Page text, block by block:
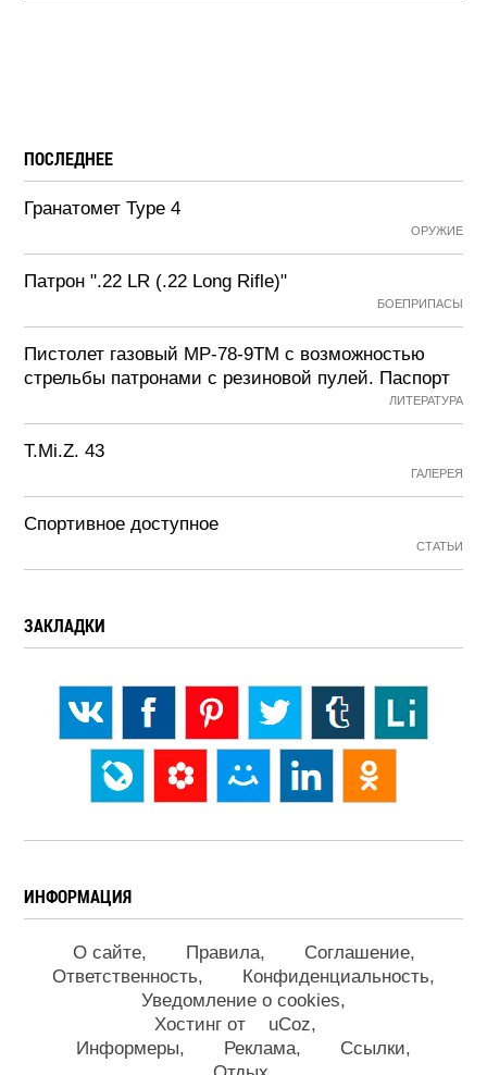
ПОСЛЕДНЕЕ
Гранатомет Type 4
ОРУЖИЕ
Патрон ".22 LR (.22 Long Rifle)"
БОЕПРИПАСЫ
Пистолет газовый МР-78-9ТМ с возможностью
стрельбы патронами с резиновой пулей. Паспорт
ЛИТЕРАТУРА
T.Mi.Z. 43
ГАЛЕРЕЯ
Спортивное доступное
СТАТЬИ
ЗАКЛАДКИ
ИНФОРМАЦИЯ
О сайте Правила
Соглашение
Ответственность
Конфиденциальность
Уведомление о cookies
Хостинг от
uCoz
Информеры
Реклама
Ссылки